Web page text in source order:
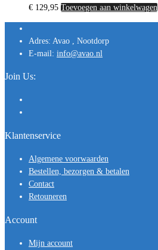
€ 129,95 Toevoegen aan winkelwagen
Adres: Avao , Nootdorp
E-mail: info@avao.nl
Join Us:
Klantenservice
Algemene voorwaarden
Bestellen, bezorgen & betalen
Contact
Retouneren
Account
Mijn account